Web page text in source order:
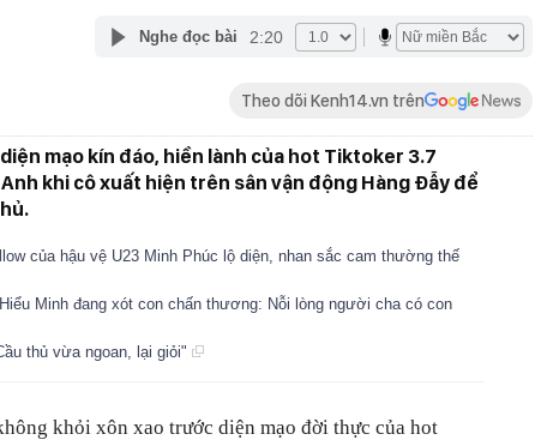
Nghe đọc bài 2:20
Theo dõi Kenh14.vn trên
mạo kín đáo, hiền lành của hot Tiktoker 3.7
khi cô xuất hiện trên sân vận động Hàng Đẫy để
của hậu vệ U23 Minh Phúc lộ diện, nhan sắc cam thường thế
Minh đang xót con chấn thương: Nỗi lòng người cha có con
thủ vừa ngoan, lại giỏi"
khỏi xôn xao trước diện mạo đời thực của hot